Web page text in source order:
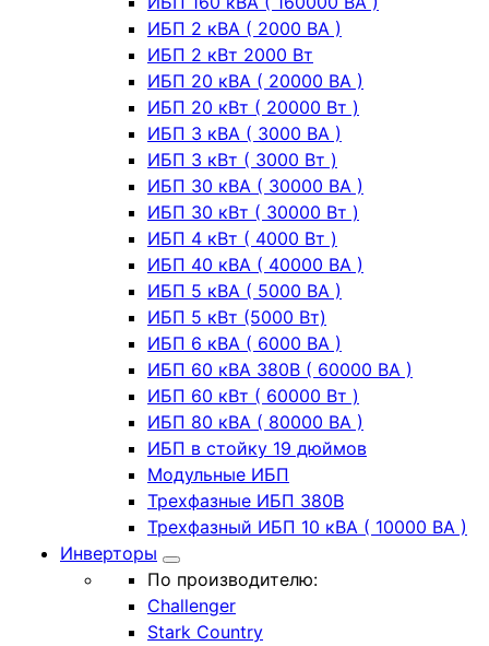
ИБП 2 кВА ( 2000 ВА )
ИБП 2 кВт 2000 Вт
ИБП 20 кВА ( 20000 ВА )
ИБП 20 кВт ( 20000 Вт )
ИБП 3 кВА ( 3000 ВА )
ИБП 3 кВт ( 3000 Вт )
ИБП 30 кВА ( 30000 ВА )
ИБП 30 кВт ( 30000 Вт )
ИБП 4 кВт ( 4000 Вт )
ИБП 40 кВА ( 40000 ВА )
ИБП 5 кВА ( 5000 ВА )
ИБП 5 кВт (5000 Вт)
ИБП 6 кВА ( 6000 ВА )
ИБП 60 кВА 380В ( 60000 ВА )
ИБП 60 кВт ( 60000 Вт )
ИБП 80 кВА ( 80000 ВА )
ИБП в стойку 19 дюймов
Модульные ИБП
Трехфазные ИБП 380В
Трехфазный ИБП 10 кВА ( 10000 ВА )
Инверторы
По производителю:
Challenger
Stark Country